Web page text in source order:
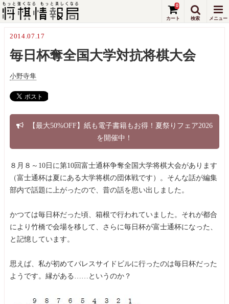
0
2014.07.17
毎日杯奪全国大学対抗将棋大会
小野寺隼
【最大50%OFF】紙も電子書籍もお得！夏祭りフェア2026
を開催中！
８月８～10日に第10回富士通杯争奪全国大学将棋大会があります
（富士通杯は夏にある大学将棋の団体戦です）。そんな話が編集
部内で話題に上がったので、昔の話を思い出しました。
かつては毎日杯だった頃、箱根で行われていました。それが都合
により竹橋で会場を移して、さらに毎日杯が富士通杯になった、
と記憶しています。
思えば、私が初めてパレスサイドビルに行ったのは毎日杯だった
ようです。縁がある……というのか？